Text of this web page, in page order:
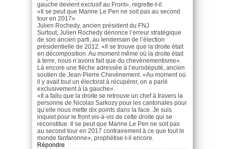
gauche devient exclusif au Front», regrette-t-il.
«Il se peut que Marine Le Pen ne soit pas au second
tour en 2017»
Julien Rochedy, ancien président du FNJ
Surtout, Julien Rochedy dénonce l’erreur stratégique
de son ancien parti, au lendemain de l’élection
présidentielle de 2012. «Il se trouve que la droite était
en décomposition. Au moment même où la droite était
à terre, nous n’avons fait que du chevènementisme».
Là encore une flèche adressée à l’eurodéputé, ancien
soutien de Jean-Pierre Chevènement. «Au moment où
il y avait tout un électorat à récupérer, on a parlé
exclusivement à la gauche».
«Il a fallu que la droite se retrouve un chef à travers la
personne de Nicolas Sarkozy pour les cantonales pour
qu’elle nous mette dix points dans la face. Je suis
inquiet pour le front vis-à-vis de cette droite qui se
reconstitue. Il se peut que Marine Le Pen ne soit pas
au second tour en 2017 contrairement à ce que tout le
monde fanfaronne», prophétise-t-il encore.
Répondre